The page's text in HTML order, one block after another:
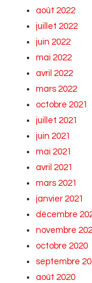
août 2022
juillet 2022
juin 2022
mai 2022
avril 2022
mars 2022
octobre 2021
juillet 2021
juin 2021
mai 2021
avril 2021
mars 2021
janvier 2021
décembre
novembre
octobre 2020
septembre
août 2020